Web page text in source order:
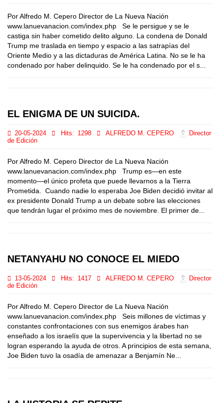
Por Alfredo M. Cepero Director de La Nueva Nación
www.lanuevanacion.com/index.php Se le persigue y se le
castiga sin haber cometido delito alguno. La condena de Donald
Trump me traslada en tiempo y espacio a las satrapías del
Oriente Medio y a las dictaduras de América Latina. No se le ha
condenado por haber delinquido. Se le ha condenado por el s...
EL ENIGMA DE UN SUICIDA.
20-05-2024 Hits: 1298 ALFREDO M. CEPERO
Director
de Edición
Por Alfredo M. Cepero Director de La Nueva Nación
www.lanuevanacion.com/index.php Trump es—en este
momento—el único profeta que puede llevarnos a la Tierra
Prometida. Cuando nadie lo esperaba Joe Biden decidió invitar al
ex presidente Donald Trump a un debate sobre las elecciones
que tendrán lugar el próximo mes de noviembre. El primer de...
NETANYAHU NO CONOCE EL MIEDO
13-05-2024 Hits: 1417 ALFREDO M. CEPERO
Director
de Edición
Por Alfredo M. Cepero Director de La Nueva Nación
www.lanuevanacion.com/index.php Seis millones de víctimas y
constantes confrontaciones con sus enemigos árabes han
enseñado a los israelís que la supervivencia y la libertad no se
logran esperando la ayuda de otros. A principios de esta semana,
Joe Biden tuvo la osadía de amenazar a Benjamín Ne...